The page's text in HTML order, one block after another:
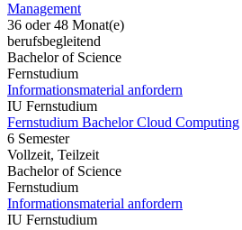
Management
36 oder 48 Monat(e)
berufsbegleitend
Bachelor of Science
Fernstudium
Informationsmaterial anfordern
IU Fernstudium
Fernstudium Bachelor Cloud Computing
6 Semester
Vollzeit, Teilzeit
Bachelor of Science
Fernstudium
Informationsmaterial anfordern
IU Fernstudium